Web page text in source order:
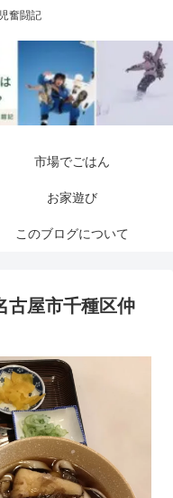
奮闘記
市場でごはん
お家遊び
このブログについて
古屋市千種区仲